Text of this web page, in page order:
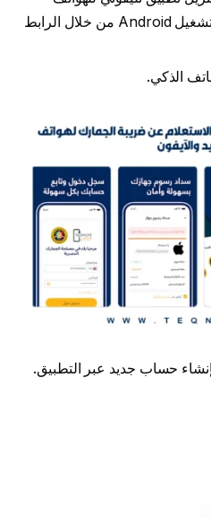
الذكية التي تعمل بنظام التشغيل Android من خلال الرابط
الذكي.
حساب جديد عبر التطبيق.